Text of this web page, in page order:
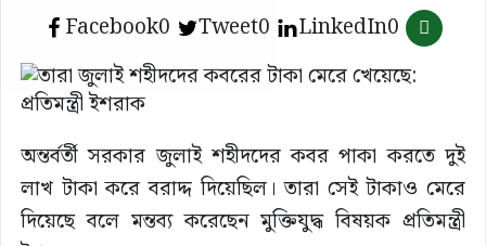
Facebook0 Tweet0 LinkedIn0
অন্তর্বর্তী সরকার জুলাই শহীদদের কবর পাকা করতে দুই
লাখ টাকা করে বরাদ্দ দিয়েছিল। তারা সেই টাকাও মেরে
দিয়েছে বলে মন্তব্য করেছেন মুক্তিযুদ্ধ বিষয়ক প্রতিমন্ত্রী